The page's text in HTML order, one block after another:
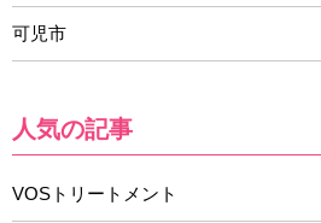
可児市
人気の記事
VOSトリートメント